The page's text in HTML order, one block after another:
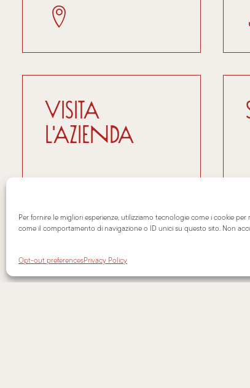
Per fornire le migliori esperienze, utilizziamo tecnologie come i cookie
come il comportamento di navigazione o ID unici su questo sito. Non
Opt-out preferencesPrivacy Policy
Visita
l'azienda